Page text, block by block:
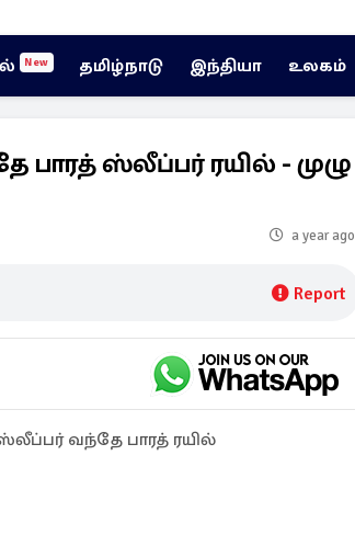
New தமிழ்நாடு இந்தியா உலகம்
ஸ்லீப்பர் ரயில் - முழு
a year ago
Report
வந்தே பாரத் ரயில்